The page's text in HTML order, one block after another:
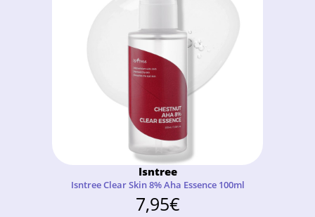
Isntree
Isntree Clear Skin 8% Aha Essence 100ml
7,95€